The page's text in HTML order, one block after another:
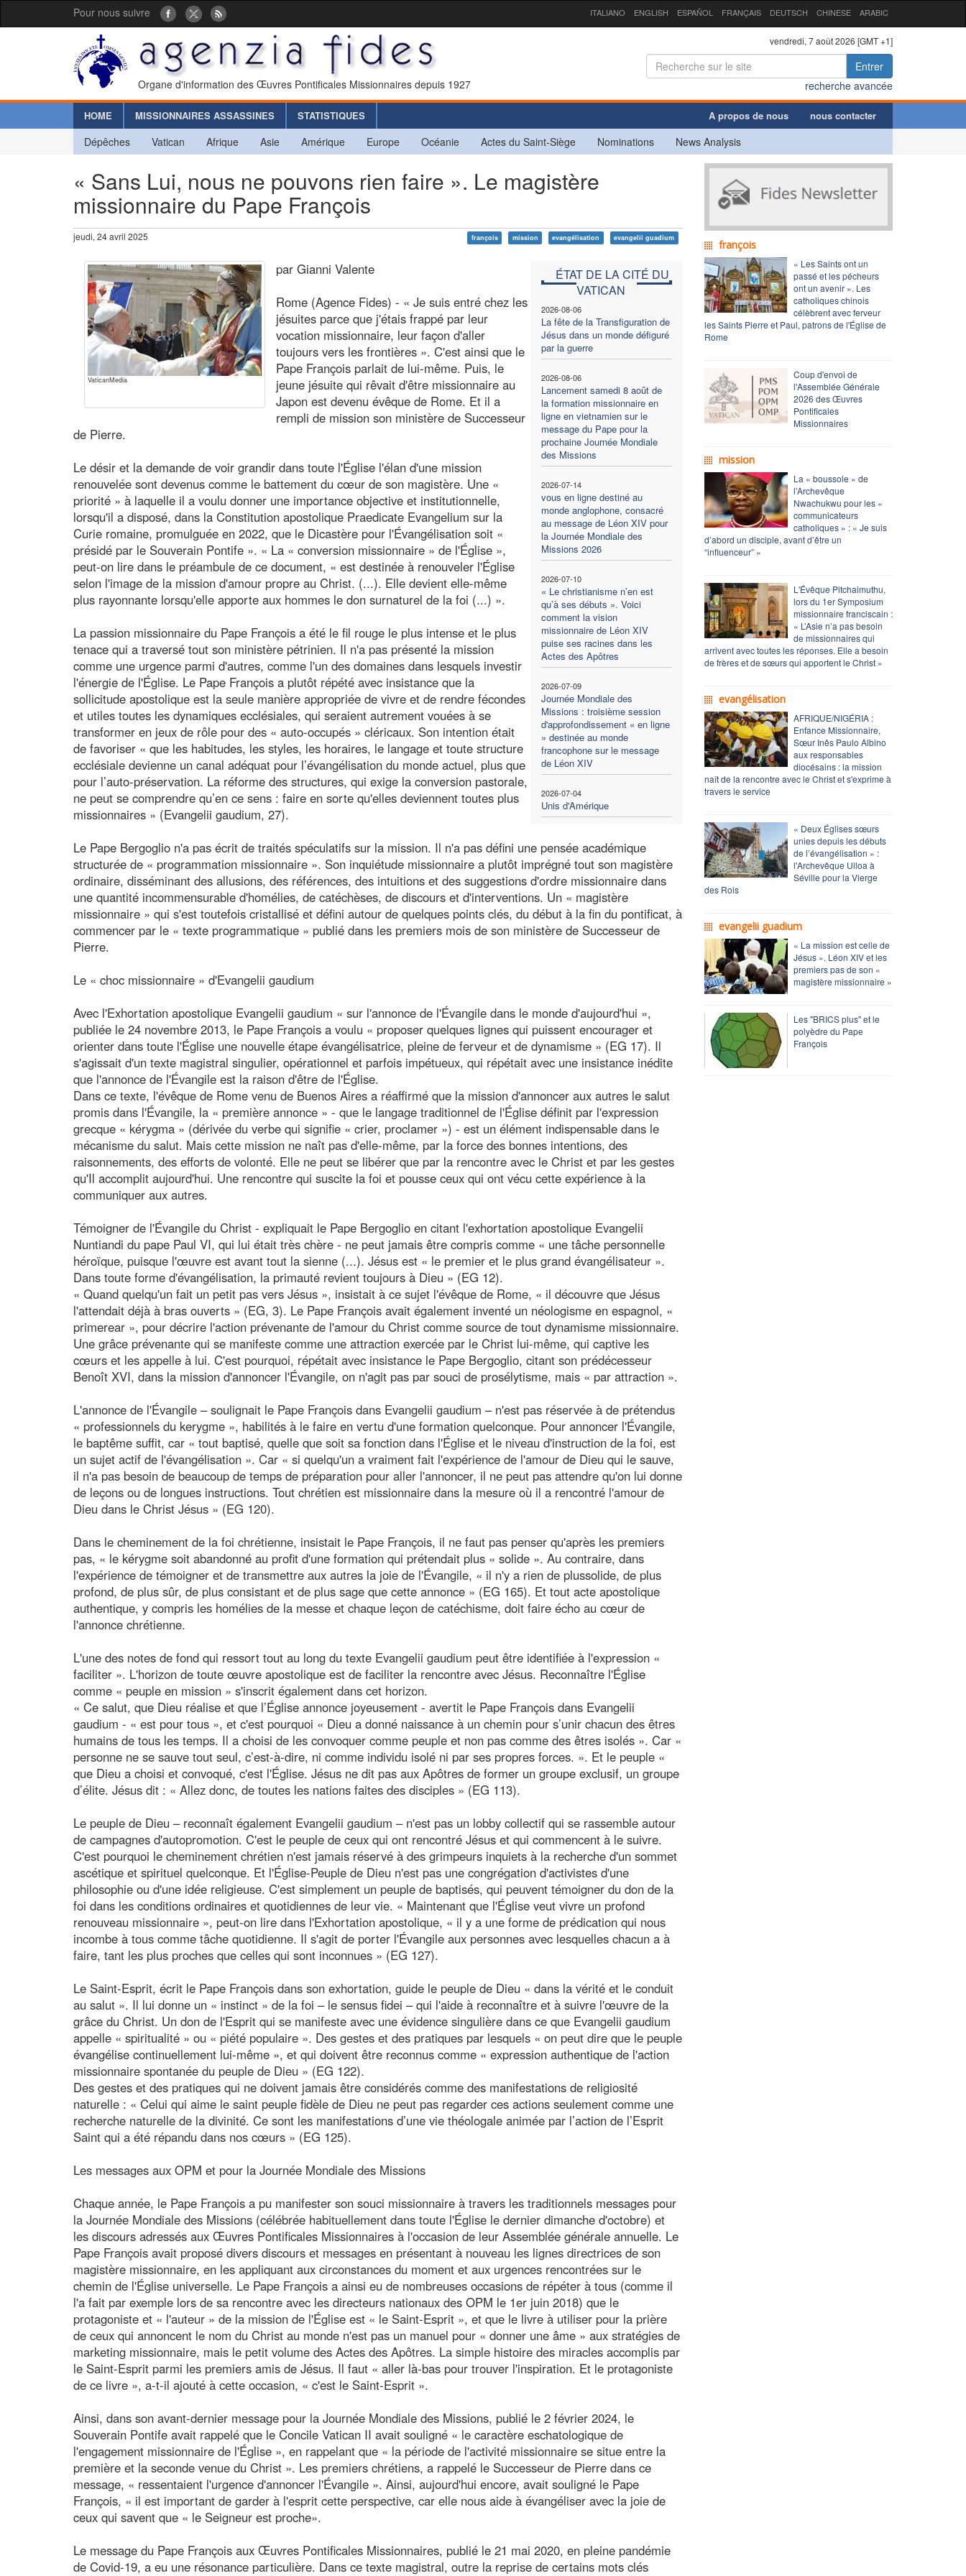
Pour nous suivre ITALIANO ENGLISH ESPAÑOL FRANÇAIS DEUTSCH CHINESE ARABIC
Organe d'information des Œuvres Pontificales Missionnaires depuis 1927
vendredi, 7 août 2026 [GMT +1]
Entrer
recherche avancée
HOME MISSIONNAIRES ASSASSINES STATISTIQUES A propos de nous nous contacter
Dépêches Vatican Afrique Asie Amérique Europe Océanie Actes du Saint-Siège Nominations News Analysis
« Sans Lui, nous ne pouvons rien faire ». Le magistère
missionnaire du Pape François
jeudi, 24 avril 2025 françois mission evangélisation evangelii guadium
VaticanMedia
ÉTAT DE LA CITÉ DU
VATICAN
2026-08-06
La fête de la Transfiguration de
Jésus dans un monde défiguré
par la guerre
2026-08-06
Lancement samedi 8 août de
la formation missionnaire en
ligne en vietnamien sur le
message du Pape pour la
prochaine Journée Mondiale
des Missions
2026-07-14
vous en ligne destiné au
monde anglophone, consacré
au message de Léon XIV pour
la Journée Mondiale des
Missions 2026
2026-07-10
« Le christianisme n’en est
qu’à ses débuts ». Voici
comment la vision
missionnaire de Léon XIV
puise ses racines dans les
Actes des Apôtres
2026-07-09
Journée Mondiale des
Missions : troisième session
d'approfondissement « en ligne
» destinée au monde
francophone sur le message
de Léon XIV
2026-07-04
Unis d'Amérique
par Gianni Valente
Rome (Agence Fides) - « Je suis entré chez les
jésuites parce que j'étais frappé par leur
vocation missionnaire, leur façon d'aller
toujours vers les frontières ». C'est ainsi que le
Pape François parlait de lui-même. Puis, le
jeune jésuite qui rêvait d'être missionnaire au
Japon est devenu évêque de Rome. Et il a
rempli de mission son ministère de Successeur
de Pierre.
Le désir et la demande de voir grandir dans toute l'Église l'élan d'une mission
renouvelée sont devenus comme le battement du cœur de son magistère. Une «
priorité » à laquelle il a voulu donner une importance objective et institutionnelle,
lorsqu'il a disposé, dans la Constitution apostolique Praedicate Evangelium sur la
Curie romaine, promulguée en 2022, que le Dicastère pour l'Évangélisation soit «
présidé par le Souverain Pontife ». « La « conversion missionnaire » de l'Église »,
peut-on lire dans le préambule de ce document, « est destinée à renouveler l'Église
selon l'image de la mission d'amour propre au Christ. (...). Elle devient elle-même
plus rayonnante lorsqu'elle apporte aux hommes le don surnaturel de la foi (...) ».
La passion missionnaire du Pape François a été le fil rouge le plus intense et le plus
tenace qui a traversé tout son ministère pétrinien. Il n'a pas présenté la mission
comme une urgence parmi d'autres, comme l'un des domaines dans lesquels investir
l'énergie de l'Église. Le Pape François a plutôt répété avec insistance que la
sollicitude apostolique est la seule manière appropriée de vivre et de rendre fécondes
et utiles toutes les dynamiques ecclésiales, qui seraient autrement vouées à se
transformer en jeux de rôle pour des « auto-occupés » cléricaux. Son intention était
de favoriser « que les habitudes, les styles, les horaires, le langage et toute structure
ecclésiale devienne un canal adéquat pour l’évangélisation du monde actuel, plus que
pour l’auto-préservation. La réforme des structures, qui exige la conversion pastorale,
ne peut se comprendre qu’en ce sens : faire en sorte qu'elles deviennent toutes plus
missionnaires » (Evangelii gaudium, 27).
Le Pape Bergoglio n'a pas écrit de traités spéculatifs sur la mission. Il n'a pas défini une pensée académique
structurée de « programmation missionnaire ». Son inquiétude missionnaire a plutôt imprégné tout son magistère
ordinaire, disséminant des allusions, des références, des intuitions et des suggestions d'ordre missionnaire dans
une quantité incommensurable d'homélies, de catéchèses, de discours et d'interventions. Un « magistère
missionnaire » qui s'est toutefois cristallisé et défini autour de quelques points clés, du début à la fin du pontificat, à
commencer par le « texte programmatique » publié dans les premiers mois de son ministère de Successeur de
Pierre.
Le « choc missionnaire » d'Evangelii gaudium
Avec l'Exhortation apostolique Evangelii gaudium « sur l'annonce de l'Évangile dans le monde d'aujourd'hui »,
publiée le 24 novembre 2013, le Pape François a voulu « proposer quelques lignes qui puissent encourager et
orienter dans toute l'Église une nouvelle étape évangélisatrice, pleine de ferveur et de dynamisme » (EG 17). Il
s'agissait d'un texte magistral singulier, opérationnel et parfois impétueux, qui répétait avec une insistance inédite
que l'annonce de l'Évangile est la raison d'être de l'Église.
Dans ce texte, l'évêque de Rome venu de Buenos Aires a réaffirmé que la mission d'annoncer aux autres le salut
promis dans l'Évangile, la « première annonce » - que le langage traditionnel de l'Église définit par l'expression
grecque « kérygma » (dérivée du verbe qui signifie « crier, proclamer ») - est un élément indispensable dans le
mécanisme du salut. Mais cette mission ne naît pas d'elle-même, par la force des bonnes intentions, des
raisonnements, des efforts de volonté. Elle ne peut se libérer que par la rencontre avec le Christ et par les gestes
qu'Il accomplit aujourd'hui. Une rencontre qui suscite la foi et pousse ceux qui ont vécu cette expérience à la
communiquer aux autres.
Témoigner de l'Évangile du Christ - expliquait le Pape Bergoglio en citant l'exhortation apostolique Evangelii
Nuntiandi du pape Paul VI, qui lui était très chère - ne peut jamais être compris comme « une tâche personnelle
héroïque, puisque l'œuvre est avant tout la sienne (...). Jésus est « le premier et le plus grand évangélisateur ».
Dans toute forme d'évangélisation, la primauté revient toujours à Dieu » (EG 12).
« Quand quelqu'un fait un petit pas vers Jésus », insistait à ce sujet l'évêque de Rome, « il découvre que Jésus
l'attendait déjà à bras ouverts » (EG, 3). Le Pape François avait également inventé un néologisme en espagnol, «
primerear », pour décrire l'action prévenante de l'amour du Christ comme source de tout dynamisme missionnaire.
Une grâce prévenante qui se manifeste comme une attraction exercée par le Christ lui-même, qui captive les
cœurs et les appelle à lui. C'est pourquoi, répétait avec insistance le Pape Bergoglio, citant son prédécesseur
Benoît XVI, dans la mission d'annoncer l'Évangile, on n'agit pas par souci de prosélytisme, mais « par attraction ».
L'annonce de l'Évangile – soulignait le Pape François dans Evangelii gaudium – n'est pas réservée à de prétendus
« professionnels du kerygme », habilités à le faire en vertu d'une formation quelconque. Pour annoncer l'Évangile,
le baptême suffit, car « tout baptisé, quelle que soit sa fonction dans l'Église et le niveau d'instruction de la foi, est
un sujet actif de l'évangélisation ». Car « si quelqu'un a vraiment fait l'expérience de l'amour de Dieu qui le sauve,
il n'a pas besoin de beaucoup de temps de préparation pour aller l'annoncer, il ne peut pas attendre qu'on lui donne
de leçons ou de longues instructions. Tout chrétien est missionnaire dans la mesure où il a rencontré l'amour de
Dieu dans le Christ Jésus » (EG 120).
Dans le cheminement de la foi chrétienne, insistait le Pape François, il ne faut pas penser qu'après les premiers
pas, « le kérygme soit abandonné au profit d'une formation qui prétendait plus « solide ». Au contraire, dans
l'expérience de témoigner et de transmettre aux autres la joie de l'Évangile, « il n'y a rien de plussolide, de plus
profond, de plus sûr, de plus consistant et de plus sage que cette annonce » (EG 165). Et tout acte apostolique
authentique, y compris les homélies de la messe et chaque leçon de catéchisme, doit faire écho au cœur de
l'annonce chrétienne.
L'une des notes de fond qui ressort tout au long du texte Evangelii gaudium peut être identifiée à l'expression «
faciliter ». L'horizon de toute œuvre apostolique est de faciliter la rencontre avec Jésus. Reconnaître l'Église
comme « peuple en mission » s'inscrit également dans cet horizon.
« Ce salut, que Dieu réalise et que l’Église annonce joyeusement - avertit le Pape François dans Evangelii
gaudium - « est pour tous », et c'est pourquoi « Dieu a donné naissance à un chemin pour s’unir chacun des êtres
humains de tous les temps. Il a choisi de les convoquer comme peuple et non pas comme des êtres isolés ». Car «
personne ne se sauve tout seul, c’est-à-dire, ni comme individu isolé ni par ses propres forces. ». Et le peuple «
que Dieu a choisi et convoqué, c'est l'Église. Jésus ne dit pas aux Apôtres de former un groupe exclusif, un groupe
d’élite. Jésus dit : « Allez donc, de toutes les nations faites des disciples » (EG 113).
Le peuple de Dieu – reconnaît également Evangelii gaudium – n'est pas un lobby collectif qui se rassemble autour
de campagnes d'autopromotion. C'est le peuple de ceux qui ont rencontré Jésus et qui commencent à le suivre.
C'est pourquoi le cheminement chrétien n'est jamais réservé à des grimpeurs inquiets à la recherche d'un sommet
ascétique et spirituel quelconque. Et l'Église-Peuple de Dieu n'est pas une congrégation d'activistes d'une
philosophie ou d'une idée religieuse. C'est simplement un peuple de baptisés, qui peuvent témoigner du don de la
foi dans les conditions ordinaires et quotidiennes de leur vie. « Maintenant que l'Église veut vivre un profond
renouveau missionnaire », peut-on lire dans l'Exhortation apostolique, « il y a une forme de prédication qui nous
incombe à tous comme tâche quotidienne. Il s'agit de porter l'Évangile aux personnes avec lesquelles chacun a à
faire, tant les plus proches que celles qui sont inconnues » (EG 127).
Le Saint-Esprit, écrit le Pape François dans son exhortation, guide le peuple de Dieu « dans la vérité et le conduit
au salut ». Il lui donne un « instinct » de la foi – le sensus fidei – qui l'aide à reconnaître et à suivre l'œuvre de la
grâce du Christ. Un don de l'Esprit qui se manifeste avec une évidence singulière dans ce que Evangelii gaudium
appelle « spiritualité » ou « piété populaire ». Des gestes et des pratiques par lesquels « on peut dire que le peuple
évangélise continuellement lui-même », et qui doivent être reconnus comme « expression authentique de l'action
missionnaire spontanée du peuple de Dieu » (EG 122).
Des gestes et des pratiques qui ne doivent jamais être considérés comme des manifestations de religiosité
naturelle : « Celui qui aime le saint peuple fidèle de Dieu ne peut pas regarder ces actions seulement comme une
recherche naturelle de la divinité. Ce sont les manifestations d’une vie théologale animée par l’action de l’Esprit
Saint qui a été répandu dans nos cœurs » (EG 125).
Les messages aux OPM et pour la Journée Mondiale des Missions
Chaque année, le Pape François a pu manifester son souci missionnaire à travers les traditionnels messages pour
la Journée Mondiale des Missions (célébrée habituellement dans toute l'Église le dernier dimanche d'octobre) et
les discours adressés aux Œuvres Pontificales Missionnaires à l'occasion de leur Assemblée générale annuelle. Le
Pape François avait proposé divers discours et messages en présentant à nouveau les lignes directrices de son
magistère missionnaire, en les appliquant aux circonstances du moment et aux urgences rencontrées sur le
chemin de l'Église universelle. Le Pape François a ainsi eu de nombreuses occasions de répéter à tous (comme il
l'a fait par exemple lors de sa rencontre avec les directeurs nationaux des OPM le 1er juin 2018) que le
protagoniste et « l'auteur » de la mission de l'Église est « le Saint-Esprit », et que le livre à utiliser pour la prière
de ceux qui annoncent le nom du Christ au monde n'est pas un manuel pour « donner une âme » aux stratégies de
marketing missionnaire, mais le petit volume des Actes des Apôtres. La simple histoire des miracles accomplis par
le Saint-Esprit parmi les premiers amis de Jésus. Il faut « aller là-bas pour trouver l'inspiration. Et le protagoniste
de ce livre », a-t-il ajouté à cette occasion, « c'est le Saint-Esprit ».
Ainsi, dans son avant-dernier message pour la Journée Mondiale des Missions, publié le 2 février 2024, le
Souverain Pontife avait rappelé que le Concile Vatican II avait souligné « le caractère eschatologique de
l'engagement missionnaire de l'Église », en rappelant que « la période de l'activité missionnaire se situe entre la
première et la seconde venue du Christ ». Les premiers chrétiens, a rappelé le Successeur de Pierre dans ce
message, « ressentaient l'urgence d'annoncer l'Évangile ». Ainsi, aujourd'hui encore, avait souligné le Pape
François, « il est important de garder à l'esprit cette perspective, car elle nous aide à évangéliser avec la joie de
ceux qui savent que « le Seigneur est proche».
Le message du Pape François aux Œuvres Pontificales Missionnaires, publié le 21 mai 2020, en pleine pandémie
de Covid-19, a eu une résonance particulière. Dans ce texte magistral, outre la reprise de certains mots clés
françois
« Les Saints ont un
passé et les pécheurs
ont un avenir ». Les
catholiques chinois
célèbrent avec ferveur
les Saints Pierre et Paul, patrons de l'Église de
Rome
Coup d'envoi de
l'Assemblée Générale
2026 des Œuvres
Pontificales
Missionnaires
mission
La « boussole » de
l’Archevêque
Nwachukwu pour les «
communicateurs
catholiques » : « Je suis
d’abord un disciple, avant d’être un
“influenceur” »
L'Évêque Pitchaimuthu,
lors du 1er Symposium
missionnaire franciscain :
« L’Asie n’a pas besoin
de missionnaires qui
arrivent avec toutes les réponses. Elle a besoin
de frères et de sœurs qui apportent le Christ »
evangélisation
AFRIQUE/NIGÉRIA :
Enfance Missionnaire,
Sœur Inês Paulo Albino
aux responsables
diocésains : la mission
naît de la rencontre avec le Christ et s'exprime à
travers le service
« Deux Églises sœurs
unies depuis les débuts
de l’évangélisation » :
l'Archevêque Ulloa à
Séville pour la Vierge
des Rois
evangelii guadium
« La mission est celle de
Jésus ». Léon XIV et les
premiers pas de son «
magistère missionnaire »
Les "BRICS plus" et le
polyèdre du Pape
François